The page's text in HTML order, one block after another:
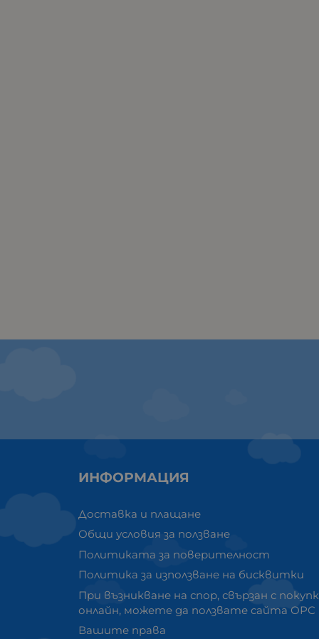
ИНФОРМАЦИЯ
Доставка и плащане
Общи условия за ползване
Политиката за поверителност
Политика за използване на бисквитки
При възникване на спор, свързан с
онлайн, можете да ползвате сайта ОРС
Вашите права